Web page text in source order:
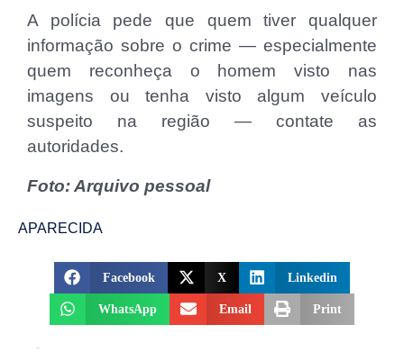
A polícia pede que quem tiver qualquer
informação sobre o crime — especialmente
quem reconheça o homem visto nas
imagens ou tenha visto algum veículo
suspeito na região — contate as
autoridades.
Foto: Arquivo pessoal
APARECIDA
Facebook X Linkedin
WhatsApp Email Print